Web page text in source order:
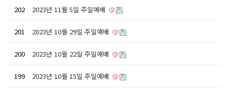
202 2023년 11월 5일 주일예배
201 2023년 10월 29일 주일예배
200 2023년 10월 22일 주일예배
199 2023년 10월 15일 주일예배